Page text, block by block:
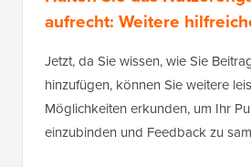
aufrecht: Weitere
Jetzt, da Sie wissen, wie Sie
hinzufügen, können Sie weitere
Möglichkeiten erkunden, um Ihr
einzubinden und Feedback zu